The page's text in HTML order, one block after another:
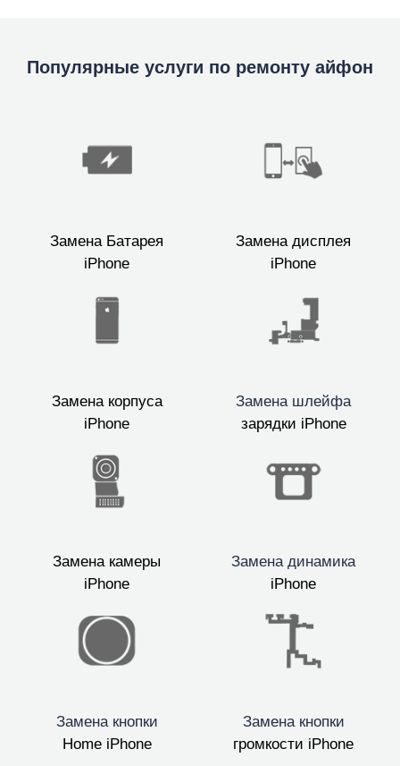
Популярные услуги по ремонту айфон
Замена Батарея
iPhone
Замена дисплея
iPhone
Замена корпуса
iPhone
Замена шлейфа
зарядки iPhone
Замена камеры
iPhone
Замена динамика
iPhone
Замена кнопки
Home iPhone
Замена кнопки
громкости iPhone